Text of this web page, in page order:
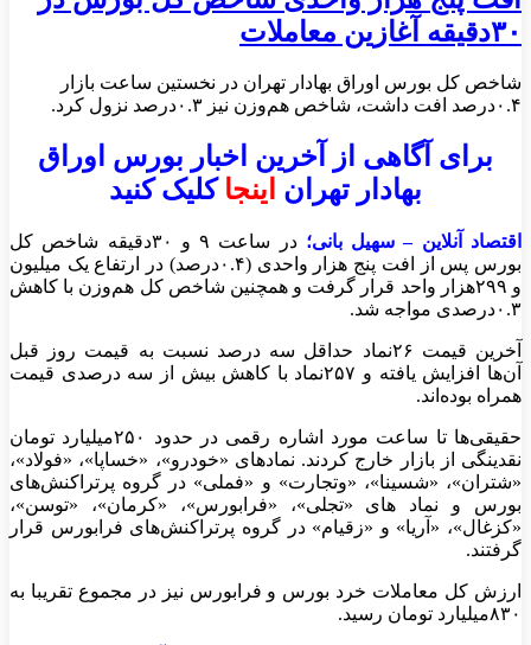
۳۰دقیقه آغازین معاملات
شاخص کل بورس اوراق بهادار تهران در نخستین ساعت بازار
۰.۴درصد افت داشت، شاخص هم‌وزن نیز ۰.۳درصد نزول کرد.
برای آگاهی از آخرین اخبار بورس اوراق
بهادار تهران اینجاکلیک کنید
اقتصاد آنلاین – سهیل بانی؛
در ساعت ۹ و ۳۰دقیقه شاخص کل
بورس پس از افت پنج هزار واحدی (۰.۴درصد) در ارتفاع یک میلیون
و ۲۹۹هزار واحد قرار گرفت و همچنین شاخص کل هم‌وزن با کاهش
۰.۳درصدی مواجه شد.
آخرین قیمت ۲۶نماد حداقل سه درصد نسبت به قیمت روز قبل
آن‌ها افزایش یافته و ۲۵۷نماد با کاهش بیش از سه درصدی قیمت
همراه بوده‌اند.
حقیقی‌ها تا ساعت مورد اشاره رقمی در حدود ۲۵۰میلیارد تومان
نقدینگی از بازار خارج کردند. نمادهای «خودرو»، «خساپا»، «فولاد»،
«شتران»، «شسینا»، «وتجارت» و «فملی» در گروه پرتراکنش‌های
بورس و نماد های «تجلی»، «فرابورس»، «کرمان»، «توسن»،
«کزغال»، «آریا» و «زقیام» در گروه پرتراکنش‌های فرابورس قرار
گرفتند.
ارزش کل معاملات خرد بورس و فرابورس نیز در مجموع تقریبا به
۸۳۰میلیارد تومان رسید.